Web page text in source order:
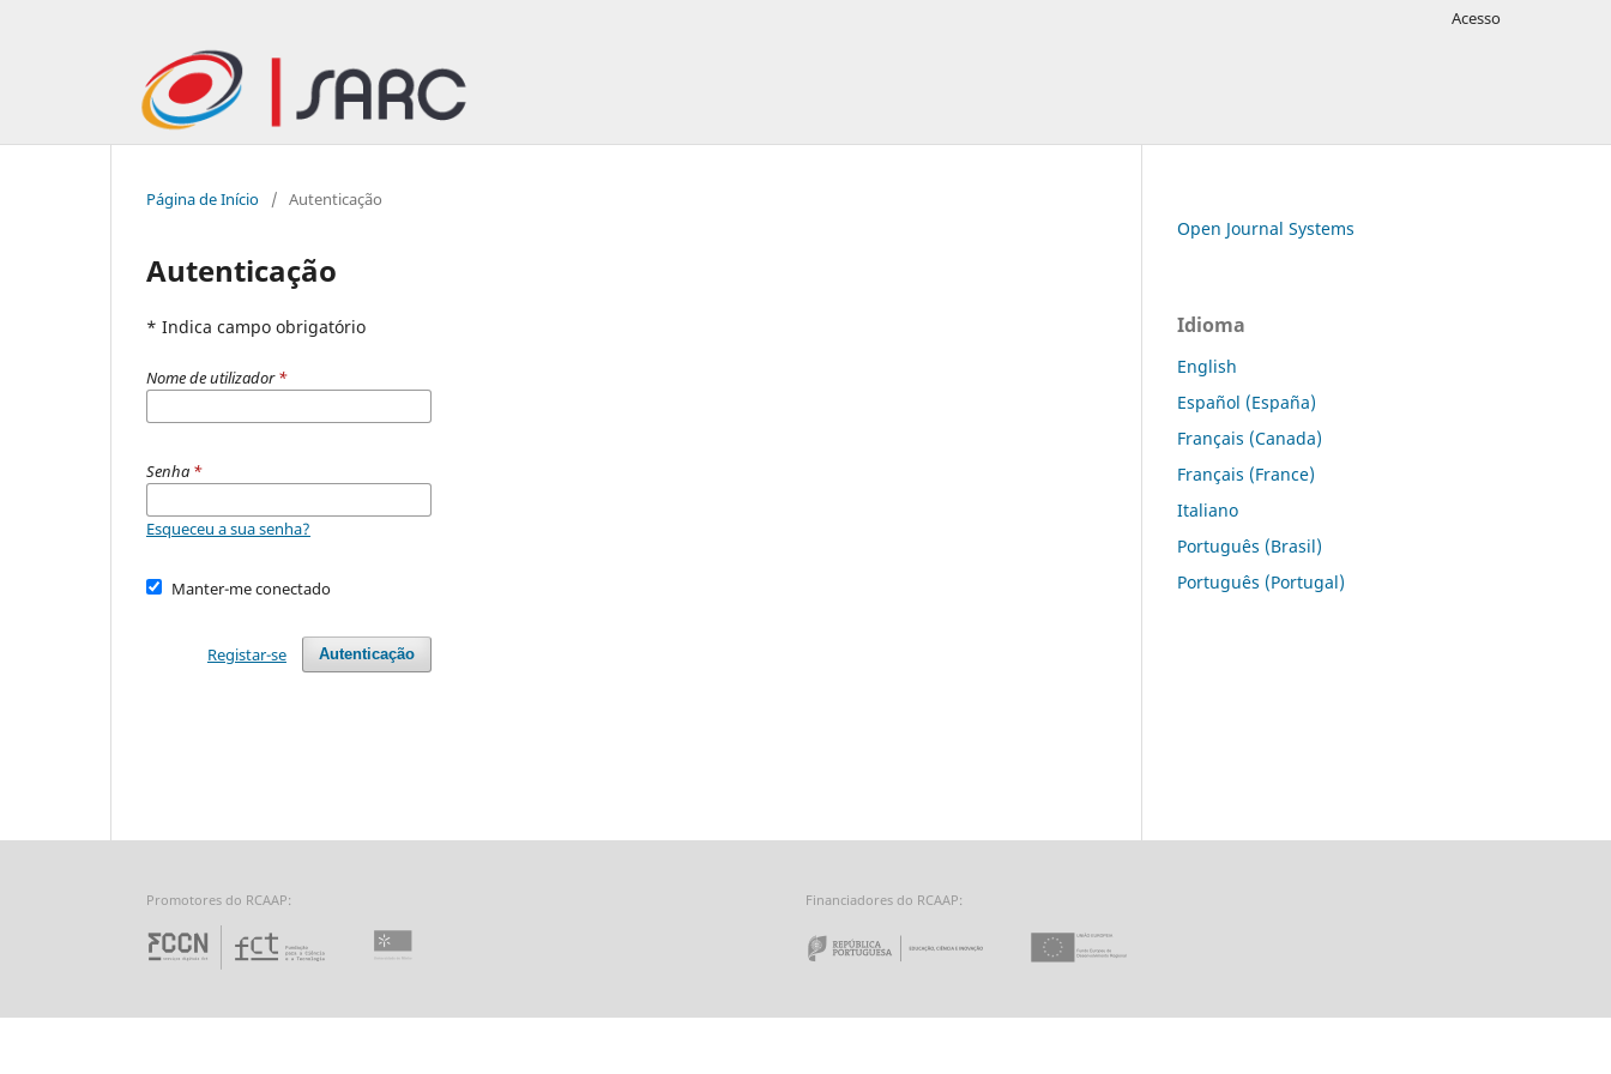
Acesso
Página de Início / Autenticação
Autenticação
* Indica campo obrigatório
Nome de utilizador*
Senha *
Esqueceu a sua senha?
Manter-me conectado
Autenticação
Registar-se
Open Journal Systems
Idioma
English
Español (España)
Français (Canada)
Français (France)
Italiano
Português (Brasil)
Português (Portugal)
Promotores do RCAAP:
Fundação para a Ciência e a Tecnologia - Fundação para a Computação Científica Nacional
Financiadores do RCAAP:
República Portuguesa · Ministério da Ciência, Tecnologia e Ensino